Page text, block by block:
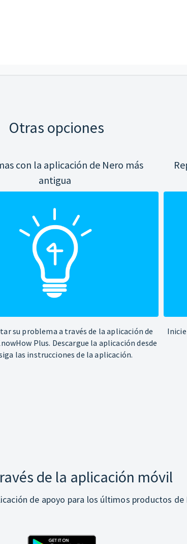
Otras opciones
con la aplicación de Nero más
antigua
su problema a través de la aplicación de
Plus. Descargue la aplicación desde
las instrucciones de la aplicación.
de la aplicación móvil
de apoyo para los últimos productos de